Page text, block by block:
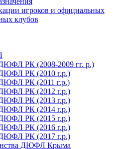
игроков и официальных
клубов
РК (2008-2009 гг. р.)
РК (2010 г.р.)
РК (2011 г.р.)
РК (2012 г.р.)
РК (2013 г.р.)
РК (2014 г.р.)
РК (2015 г.р.)
РК (2016 г.р.)
РК (2017 г.р.)
ДЮФЛ Крыма